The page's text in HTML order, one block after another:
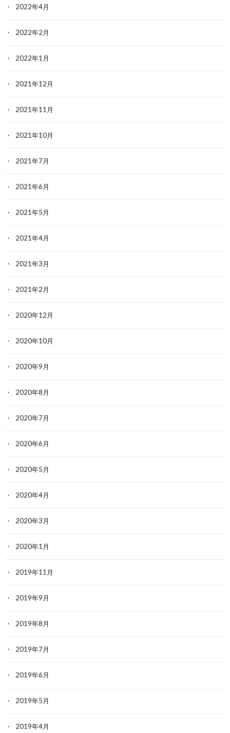
2022年4月
2022年2月
2022年1月
2021年12月
2021年11月
2021年10月
2021年7月
2021年6月
2021年5月
2021年4月
2021年3月
2021年2月
2020年12月
2020年10月
2020年9月
2020年8月
2020年7月
2020年6月
2020年5月
2020年4月
2020年3月
2020年1月
2019年11月
2019年9月
2019年8月
2019年7月
2019年6月
2019年5月
2019年4月